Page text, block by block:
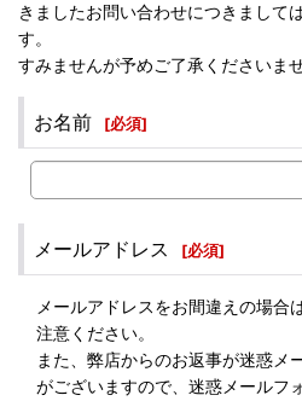
きましたお問い合わせにつきまして
す。
すみませんが予めご了承くださいませ
お名前 [必須]
メールアドレス [必須]
メールアドレスをお間違えの場合
注意ください。
また、弊店からのお返事が迷惑メ
がございますので、迷惑メールフ